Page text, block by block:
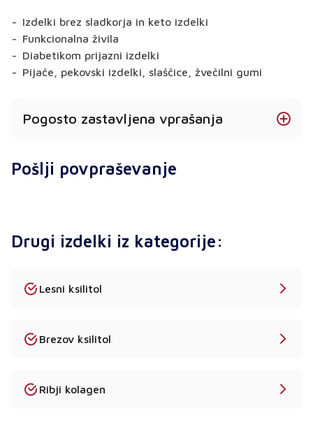
Izdelki brez sladkorja in keto izdelki
Funkcionalna živila
Diabetikom prijazni izdelki
Pijače, pekovski izdelki, slaščice, žvečilni gumi
Pogosto zastavljena vprašanja
vsebnostjo ogljikovih hidratov?
Ali ponujate izdelke v razsutem stanju s popolno
Da - COA, MSDS, specifikacije izdelka in certifikati
Kakšen je MOQ?
Ali so na voljo vzorci?
Pošlji povpraševanje
Drugi izdelki iz kategorije:
Lesni ksilitol
Brezov ksilitol
Ribji kolagen